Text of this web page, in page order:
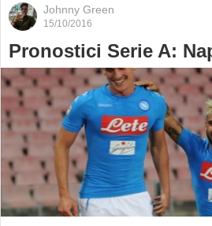
Johnny Green
15/10/2016
Pronostici Serie A: